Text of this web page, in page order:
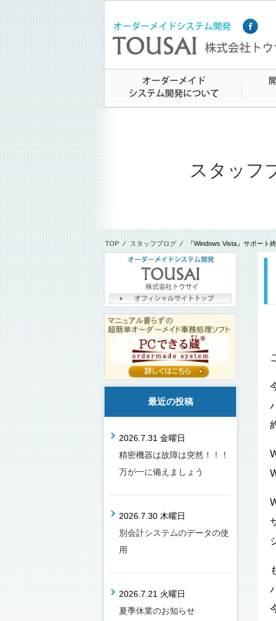
スタッフ
TOP ⁄ スタッフブログ ⁄ 『Windows Vista』サポート
最近の投稿
2026.7.31 金曜日
精密機器は故障は突然！！！
万が一に備えましょう
2026.7.30 木曜日
別会計システムのデータの使
用
2026.7.21 火曜日
夏季休業のお知らせ